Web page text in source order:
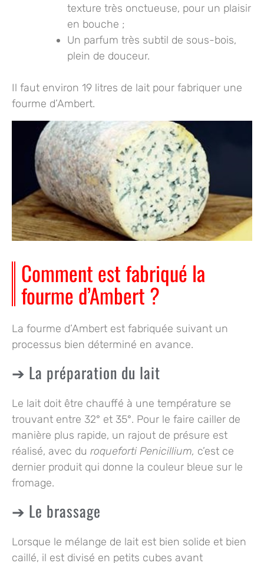
texture très onctueuse, pour un plaisir
en bouche ;
Un parfum très subtil de sous-bois,
plein de douceur.
Il faut environ 19 litres de lait pour fabriquer une
fourme d’Ambert.
Comment est fabriqué la
fourme d’Ambert ?
La fourme d’Ambert est fabriquée suivant un
processus bien déterminé en avance.
La préparation du lait
Le lait doit être chauffé à une température se
trouvant entre 32° et 35°. Pour le faire cailler de
manière plus rapide, un rajout de présure est
réalisé, avec du roqueforti Penicillium, c’est ce
dernier produit qui donne la couleur bleue sur le
fromage.
Le brassage
Lorsque le mélange de lait est bien solide et bien
caillé, il est divisé en petits cubes avant